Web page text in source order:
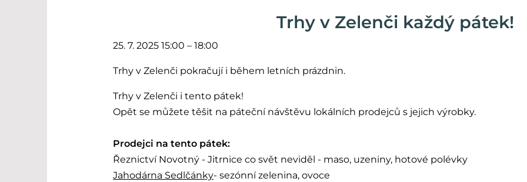
Trhy v Zelenči každý pátek!
25. 7. 2025 15:00 – 18:00
Trhy v Zelenči pokračují i během letních prázdnin.
Trhy v Zelenči i tento pátek!
Opět se můžete těšit na páteční návštěvu lokálních prodejců s jejich výrobky.
Prodejci na tento pátek:
Řeznictví Novotný - Jitrnice co svět neviděl - maso, uzeniny, hotové polévky
Jahodárna Sedlčánky- sezónní zelenina, ovoce